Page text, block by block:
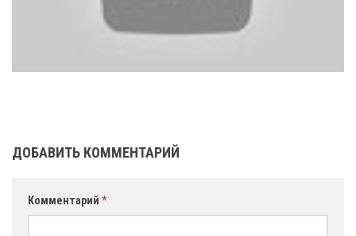
ДОБАВИТЬ КОММЕНТАРИЙ
Комментарий *